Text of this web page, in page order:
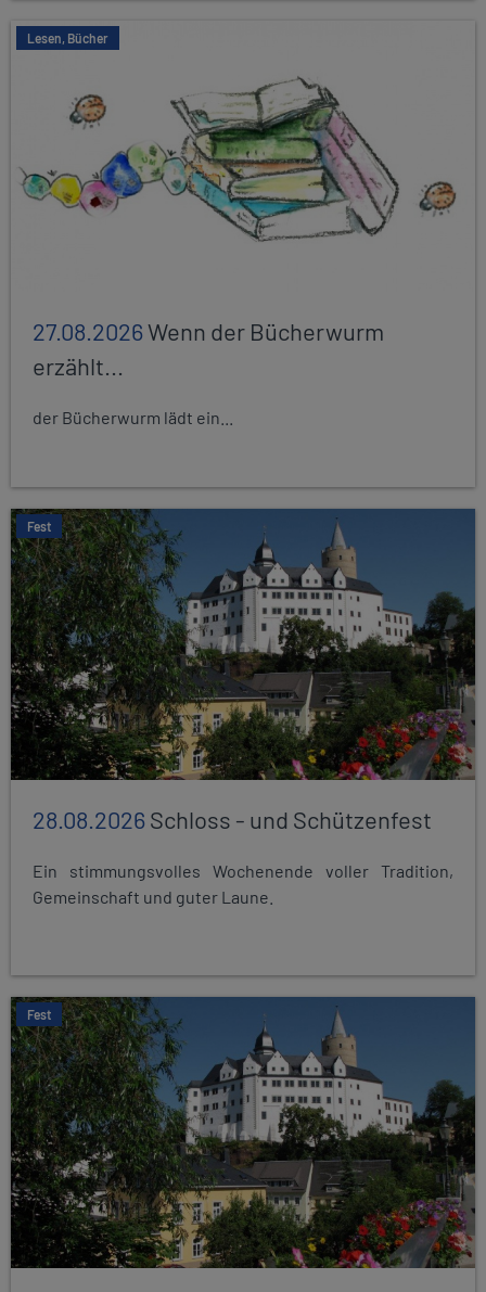
Lesen, Bücher
27.08.2026Wenn der Bücherwurm
erzählt...
der Bücherwurm lädt ein...
Fest
28.08.2026Schloss - und Schützenfest
Ein stimmungsvolles Wochenende voller Tradition,
Gemeinschaft und guter Laune.
Fest